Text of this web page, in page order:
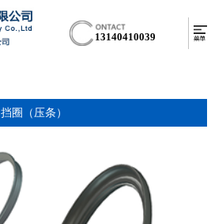
13140410039
挡圈（压条）